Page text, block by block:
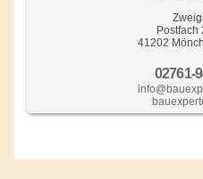
Postfach
41202
02761-